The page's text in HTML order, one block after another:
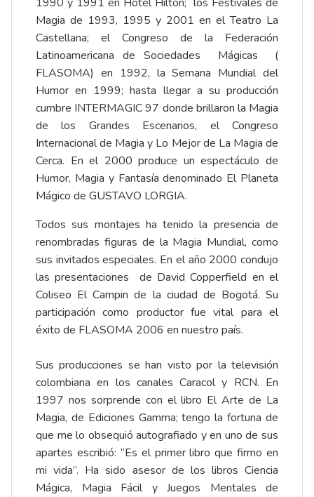
Magia de 1993, 1995 y 2001 en el Teatro La
Castellana; el Congreso de la Federación
Latinoamericana de Sociedades Mágicas (
FLASOMA) en 1992, la Semana Mundial del
Humor en 1999; hasta llegar a su producción
cumbre INTERMAGIC 97 donde brillaron la Magia
de los Grandes Escenarios, el Congreso
Internacional de Magia y Lo Mejor de La Magia de
Cerca. En el 2000 produce un espectáculo de
Humor, Magia y Fantasía denominado El Planeta
Mágico de GUSTAVO LORGIA.
Todos sus montajes ha tenido la presencia de
renombradas figuras de la Magia Mundial, como
sus invitados especiales. En el año 2000 condujo
las presentaciones de David Copperfield en el
Coliseo El Campin de la ciudad de Bogotá. Su
participación como productor fue vital para el
éxito de FLASOMA 2006 en nuestro país.
Sus producciones se han visto por la televisión
colombiana en los canales Caracol y RCN. En
1997 nos sorprende con el libro El Arte de La
Magia, de Ediciones Gamma; tengo la fortuna de
que me lo obsequió autografiado y en uno de sus
apartes escribió: “Es el primer libro que firmo en
mi vida”. Ha sido asesor de los libros Ciencia
Mágica, Magia Fácil y Juegos Mentales de